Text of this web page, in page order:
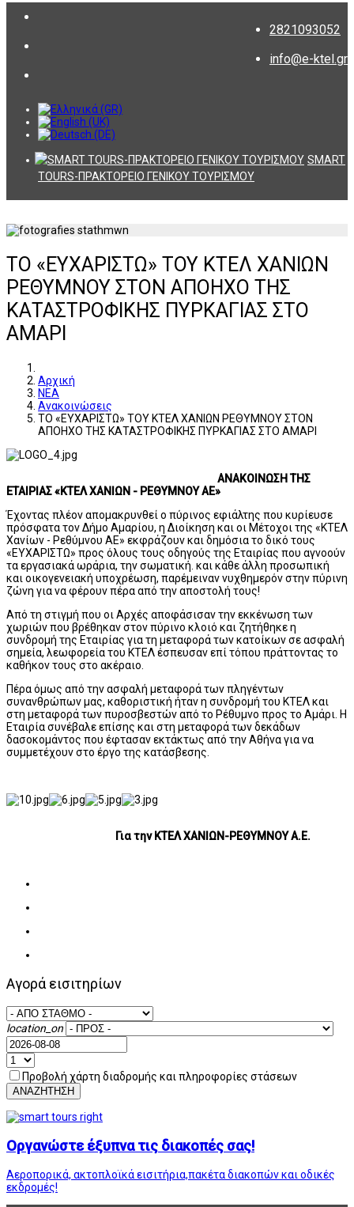
2821093052
info@e-ktel.gr
SMART
TOURS-ΠΡΑΚΤΟΡΕΙΟ ΓΕΝΙΚΟΥ ΤΟΥΡΙΣΜΟΥ
ΤΟ «ΕΥΧΑΡΙΣΤΩ» ΤΟΥ ΚΤΕΛ ΧΑΝΙΩΝ
ΡΕΘΥΜΝΟΥ ΣΤΟΝ ΑΠΟΗΧΟ ΤΗΣ
ΚΑΤΑΣΤΡΟΦΙΚΗΣ ΠΥΡΚΑΓΙΑΣ ΣΤΟ
ΑΜΑΡΙ
Αρχική
ΝΕΑ
Ανακοινώσεις
ΤΟ «ΕΥΧΑΡΙΣΤΩ» ΤΟΥ ΚΤΕΛ ΧΑΝΙΩΝ ΡΕΘΥΜΝΟΥ ΣΤΟΝ
ΑΠΟΗΧΟ ΤΗΣ ΚΑΤΑΣΤΡΟΦΙΚΗΣ ΠΥΡΚΑΓΙΑΣ ΣΤΟ ΑΜΑΡΙ
ΑΝΑΚΟΙΝΩΣΗ ΤΗΣ
ΕΤΑΙΡΙΑΣ «ΚΤΕΛ ΧΑΝΙΩΝ - ΡΕΘΥΜΝΟΥ ΑΕ»
Έχοντας πλέον απομακρυνθεί ο πύρινος εφιάλτης που κυρίευσε
πρόσφατα τον Δήμο Αμαρίου, η Διοίκηση και οι Μέτοχοι της «ΚΤΕΛ
Χανίων - Ρεθύμνου ΑΕ» εκφράζουν και δημόσια το δικό τους
«ΕΥΧΑΡΙΣΤΩ» προς όλους τους οδηγούς της Εταιρίας που αγνοούν
τα εργασιακά ωράρια, την σωματική. και κάθε άλλη προσωπική
και οικογενειακή υποχρέωση, παρέμειναν νυχθημερόν στην πύρινη
ζώνη για να φέρουν πέρα ​​από την αποστολή τους!
Από τη στιγμή που οι Αρχές αποφάσισαν την εκκένωση των
χωριών που βρέθηκαν στον πύρινο κλοιό και ζητήθηκε η
συνδρομή της Εταιρίας για τη μεταφορά των κατοίκων σε ασφαλή
σημεία, λεωφορεία του ΚΤΕΛ έσπευσαν επί τόπου πράττοντας το
καθήκον τους στο ακέραιο.
Πέρα όμως από την ασφαλή μεταφορά των πληγέντων
συνανθρώπων μας, καθοριστική ήταν η συνδρομή του ΚΤΕΛ και
στη μεταφορά των πυροσβεστών από το Ρέθυμνο προς το Αμάρι. Η
Εταιρία συνέβαλε επίσης και στη μεταφορά των δεκάδων
δασοκομάντος που έφτασαν εκτάκτως από την Αθήνα για να
συμμετέχουν στο έργο της κατάσβεσης.
Για την ΚΤΕΛ ΧΑΝΙΩΝ-ΡΕΘΥΜΝΟΥ Α.Ε.
Αγορά εισιτηρίων
location_on
Προβολή χάρτη διαδρομής και πληροφορίες στάσεων
ΑΝΑΖΗΤΗΣΗ
Οργανώστε έξυπνα τις διακοπές σας!
Αεροπορικά, ακτοπλοϊκά εισιτήρια,πακέτα διακοπών και οδικές
εκδρομές!